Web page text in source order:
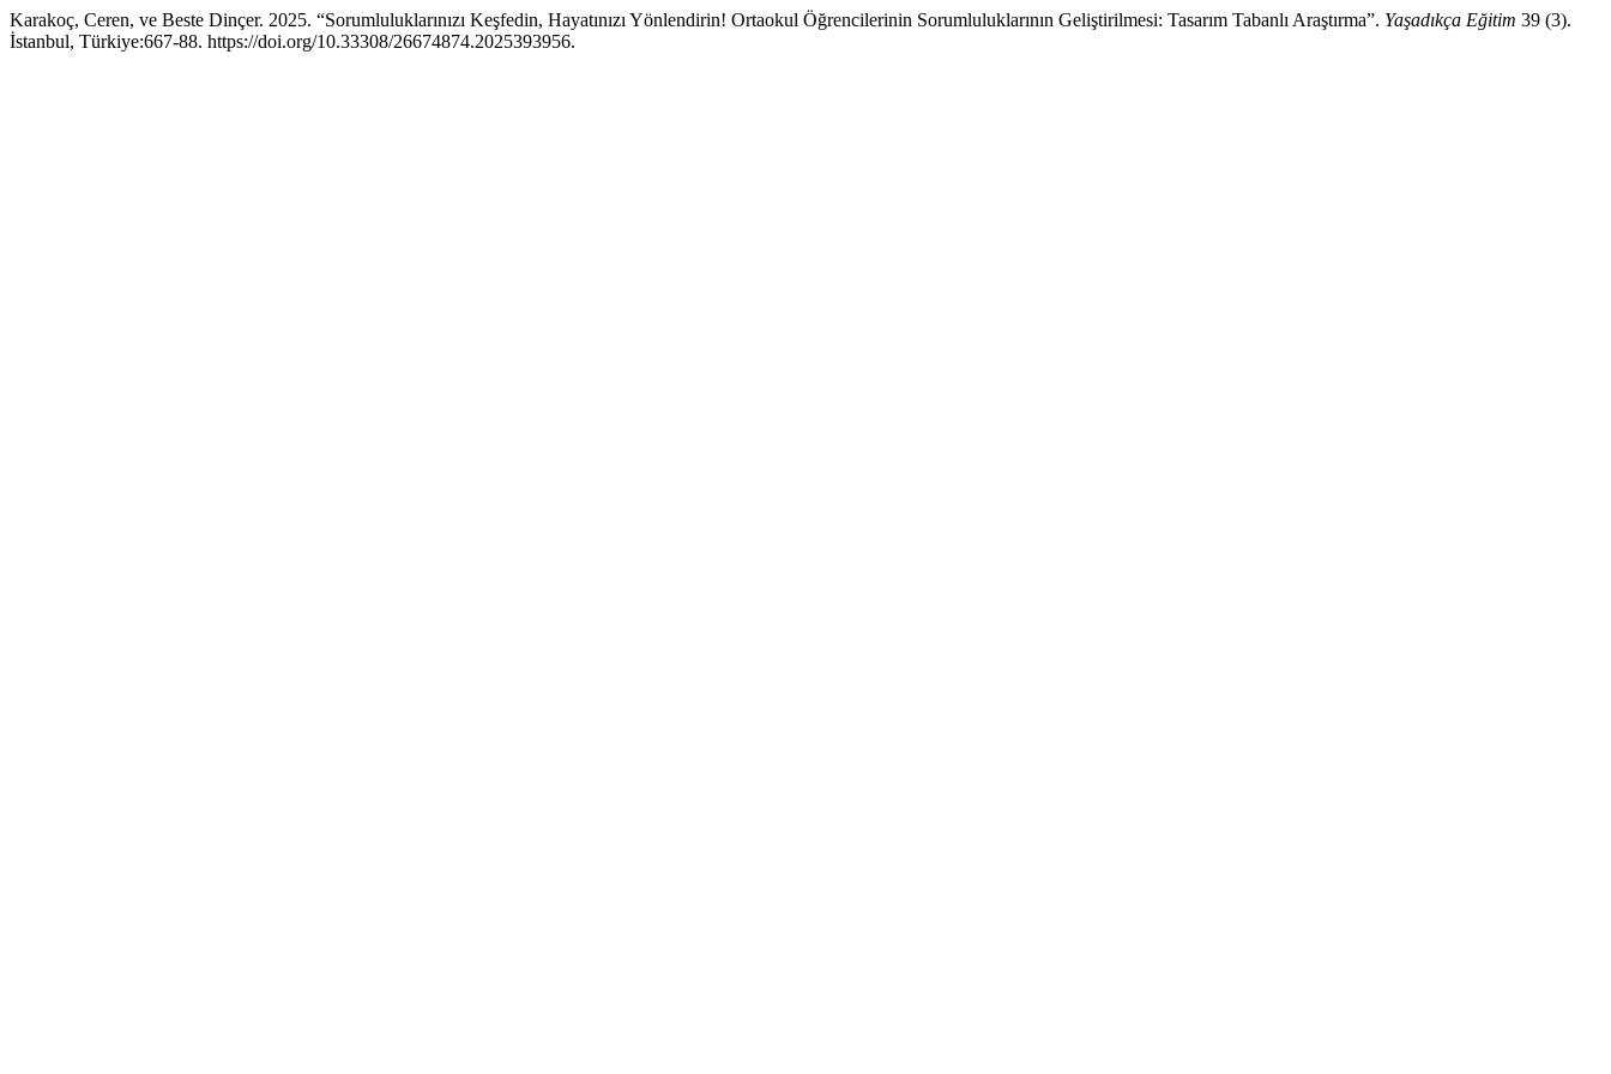
Karakoç, Ceren, ve Beste Dinçer. 2025. “Sorumluluklarınızı Keşfedin, Hayatınızı Yönlendirin! Ortaokul Öğrencilerinin Sorumluluklarının Geliştirilmesi: Tasarım Tabanlı Araştırma”. Yaşadıkça Eğitim 39 (3).
İstanbul, Türkiye:667-88. https://doi.org/10.33308/26674874.2025393956.